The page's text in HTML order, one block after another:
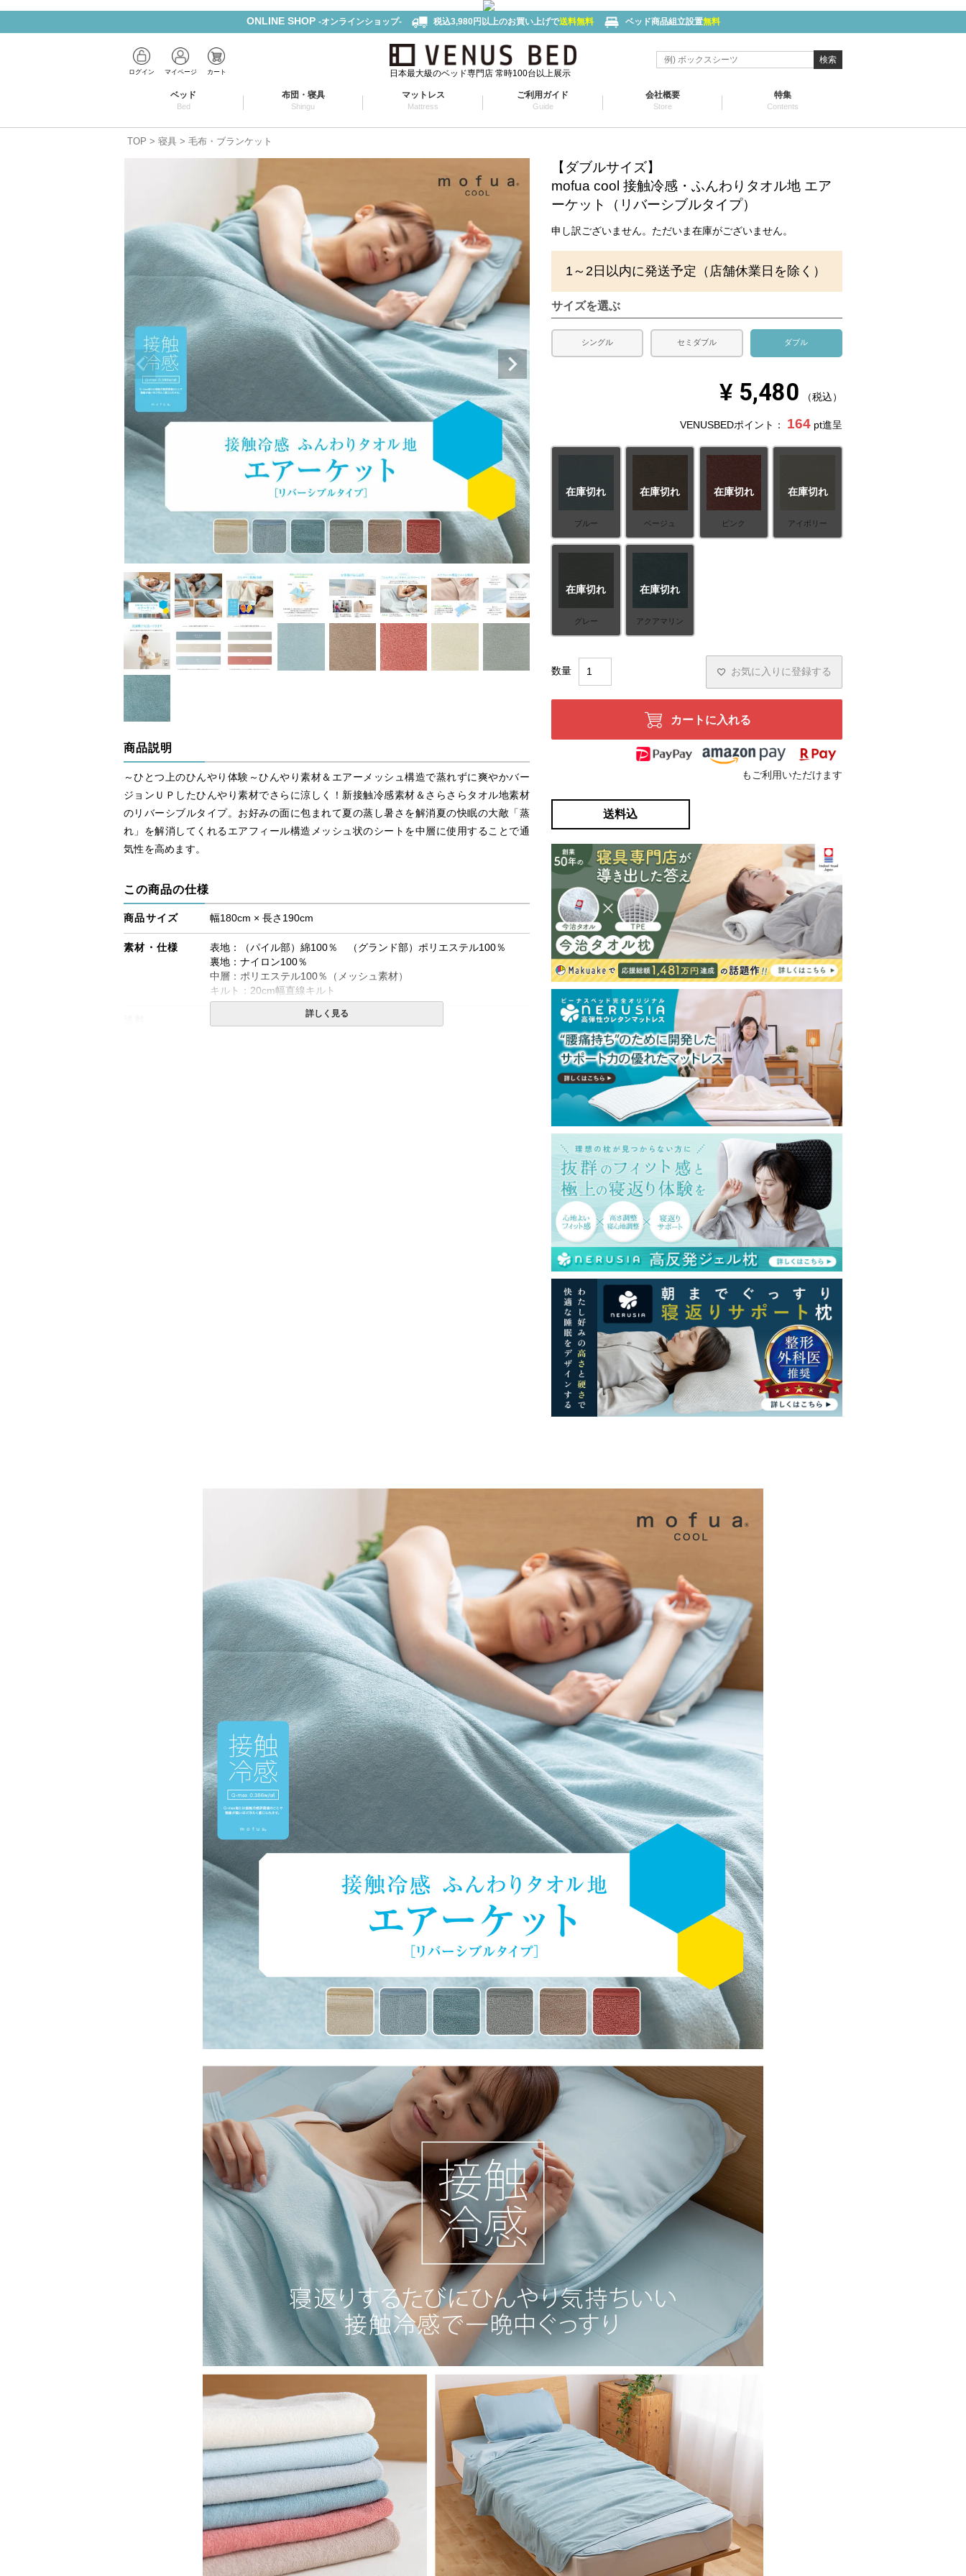
ONLINE SHOP -オンラインショップ- 税込3,980円以上のお買い上げで送料無料 ベッド商品組立設置無料
ログイン マイページ カート 日本最大級のベッド専門店 常時100台以上展示
検索
ベッド
Bed
布団・寝具
Shingu
マットレス
Mattress
ご利用ガイド
Guide
会社概要
Store
特集
Contents
TOP 寝具 毛布・ブランケット
商品説明
～ひとつ上のひんやり体験～ひんやり素材＆エアーメッシュ構造で蒸れずに爽やかバー
ジョンＵＰしたひんやり素材でさらに涼しく！新接触冷感素材＆さらさらタオル地素材
のリバーシブルタイプ。お好みの面に包まれて夏の蒸し暑さを解消夏の快眠の大敵「蒸
れ」を解消してくれるエアフィール構造メッシュ状のシートを中層に使用することで通
気性を高めます。
この商品の仕様
商品サイズ 幅180cm × 長さ190cm
素材・仕様
表地：（パイル部）綿100％ （グランド部）ポリエステル100％
裏地：ナイロン100％
中層：ポリエステル100％（メッシュ素材）
キルト：20cm幅直線キルト
詳しく見る
【ダブルサイズ】
mofua cool 接触冷感・ふんわりタオル地 エア
ーケット（リバーシブルタイプ）
申し訳ございません。ただいま在庫がございません。
1～2日以内に発送予定（店舗休業日を除く）
サイズを選ぶ
シングル セミダブル ダブル
¥ 5,480 税込
VENUSBEDポイント： 164 pt進呈
ブルー
在庫切れ
ベージュ
在庫切れ
ピンク
在庫切れ
アイボリー
在庫切れ
グレー
在庫切れ
アクアマリン
在庫切れ
お気に入りに登録する
カートに入れる
もご利用いただけます
送料込